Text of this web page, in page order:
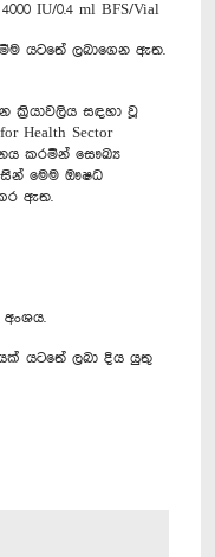
0.4 ml BFS/Vial
යටතේ ලබාගෙන ඇත.
ක්‍රියාවලිය සඳහා වූ
Health Sector
කරමින් සෞඛ්‍ය
මෙම ඖෂධ
ඇත.
යටතේ ලබා දිය යුතු